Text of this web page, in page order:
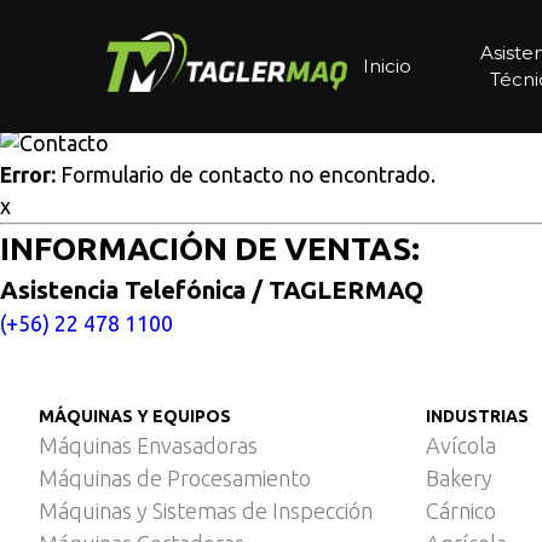
Inicio
Aplicación de UVC en
Error: Formulario de contacto no encontrado.
x
INFORMACIÓN DE VENTAS:
Asistencia Telefónica / TAGLERMAQ
(+56) 22 478 1100
MÁQUINAS Y EQUIPOS
Máquinas Envasadoras
Máquinas de Procesamiento
Máquinas y Sistemas de Inspección
INDUSTRIAS
Avícola
Bakery
Cárnico